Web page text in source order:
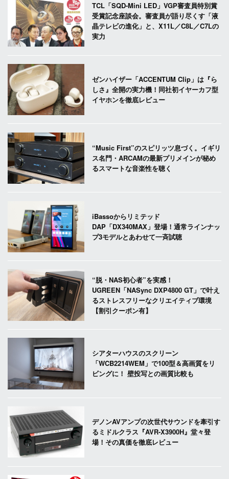
TCL「SQD-Mini LED」VGP審査員特別賞
受賞記念座談会。審査員が語り尽くす「液
晶テレビの進化」と、X11L／C8L／C7Lの
実力
ゼンハイザー「ACCENTUM Clip」は『ら
しさ』全開の実力機！同社初イヤーカフ型
イヤホンを徹底レビュー
“Music First”のスピリッツ息づく。イギリ
ス名門・ARCAMの最新プリメインが秘め
るスマートな音楽性を聴く
iBassoからリミテッド
DAP「DX340MAX」登場！通常ラインナッ
プ3モデルとあわせて一斉試聴
“脱・NAS初心者”を実感！
UGREEN「NASync DXP4800 GT」で叶え
るストレスフリーなクリエイティブ環境
【割引クーポン有】
シアターハウスのスクリーン
「WCB2214WEM」で100型＆高画質をリ
ビングに！ 壁投写との画質比較も
デノンAVアンプの次世代サウンドを牽引す
るミドルクラス『AVR-X3900H』堂々登
場！その真価を徹底レビュー